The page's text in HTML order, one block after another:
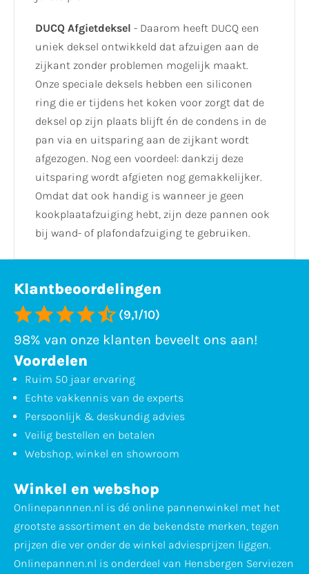
DUCQ Afgietdeksel - Daarom heeft DUCQ een
uniek deksel ontwikkeld dat afzuigen aan de
zijkant zonder problemen mogelijk maakt.
Onze speciale deksels hebben een siliconen
ring die er tijdens het koken voor zorgt dat de
deksel op zijn plaats blijft én de condens in de
pan via en uitsparing aan de zijkant wordt
afgezogen. Nog een voordeel: dankzij deze
uitsparing wordt afgieten nog gemakkelijker.
Omdat dat ook handig is wanneer je geen
kookplaatafzuiging hebt, zijn deze pannen ook
bij wand- of plafondafzuiging te gebruiken.
Klantbeoordelingen
(9,1/10)
98% van onze klanten beveelt ons aan!
Voordelen
Ruim 50 jaar ervaring
Echte vakkennis van de experts
Persoonlijk & deskundig advies
Veilig bestellen en betalen
Webshop, winkel en showroom
Winkel en webshop
Onlinepannnen.nl is dé online pannenwinkel met het
grootste assortiment en de bekendste merken, tegen
prijzen die ver onder de winkel adviesprijzen liggen.
Onlinepannen.nl is onderdeel van Hensbergen Serviezen